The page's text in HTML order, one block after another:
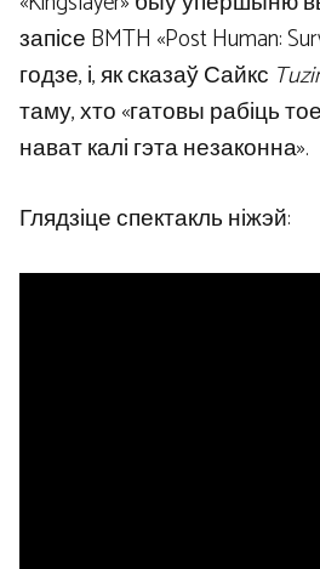
запісе BMTH «Post Human:
годзе, і, як сказаў Сайкс
таму, хто «гатовы рабіць
нават калі гэта незаконна».
Глядзіце спектакль ніжэй: